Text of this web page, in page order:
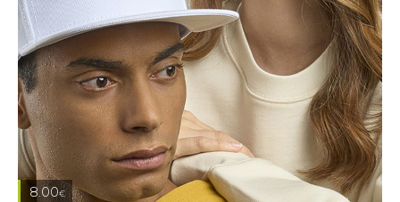
8.00€